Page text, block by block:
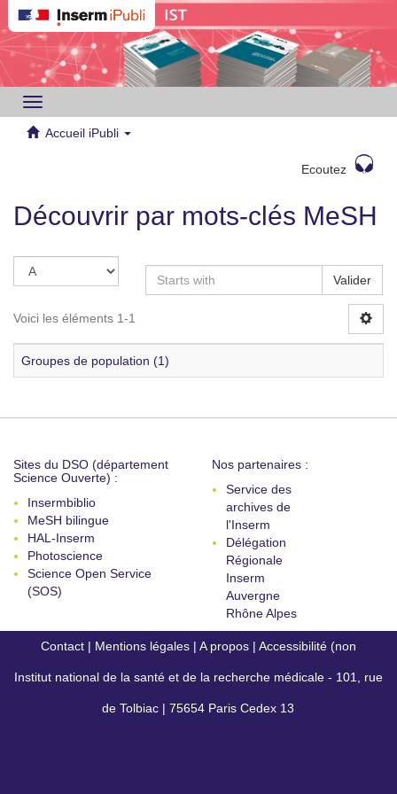
Toggle
navigation
Accueil iPubli
Ecoutez
Découvrir par mots-clés MeSH
Valider
Voici les éléments 1-1
Groupes de population (1)
Sites du DSO (département
Science Ouverte) :
Insermbiblio
MeSH bilingue
HAL-Inserm
Photoscience
Science Open Service
(SOS)
Nos partenaires :
Service des
archives de
l'Inserm
Délégation
Régionale
Inserm
Auvergne
Rhône Alpes
Contact | Mentions légales | A propos | Accessibilité (non
conforme)
Institut national de la santé et de la recherche médicale - 101, rue
de Tolbiac | 75654 Paris Cedex 13